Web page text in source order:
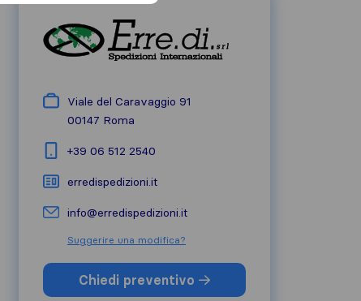
Viale del Caravaggio 91
00147 Roma
+39 06 512 2540
erredispedizioni.it
info@erredispedizioni.it
Suggerire una modifica?
Chiedi preventivo